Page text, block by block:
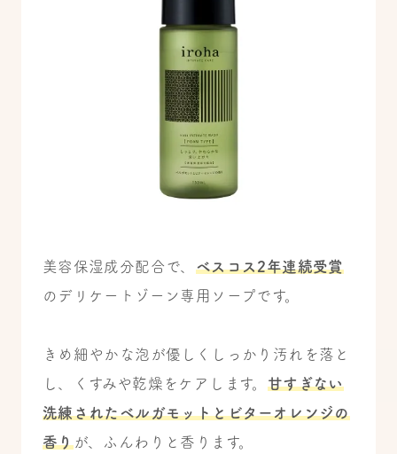
美容保湿成分配合で、 ベスコス2年連続受賞
のデリケートゾーン専用ソープです。
きめ細やかな泡が優しくしっかり汚れを落と
し、くすみや乾燥をケアします。 甘すぎない
洗練されたベルガモットとビターオレンジの
香りが、ふんわりと香ります。